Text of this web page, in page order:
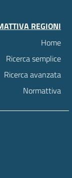
REGIONI
Home
Ricerca semplice
Ricerca avanzata
Normattiva